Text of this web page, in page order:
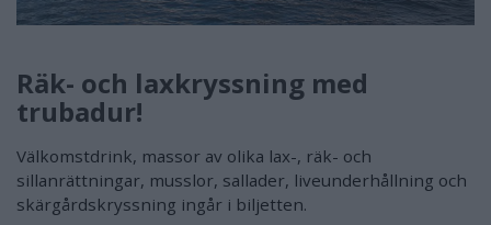
Räk- och laxkryssning med
trubadur!
Välkomstdrink, massor av olika lax-, räk- och
sillanrättningar, musslor, sallader, liveunderhållning och
skärgårdskryssning ingår i biljetten.